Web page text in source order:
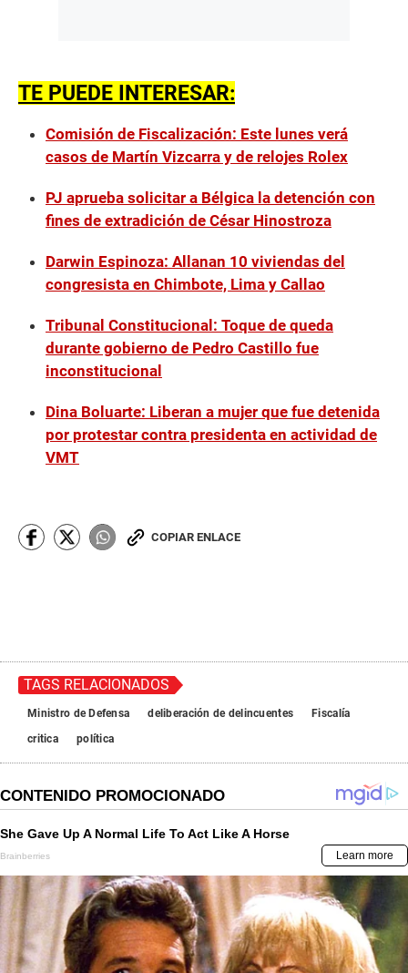
TE PUEDE INTERESAR:
Comisión de Fiscalización: Este lunes verá
casos de Martín Vizcarra y de relojes Rolex
PJ aprueba solicitar a Bélgica la detención con
fines de extradición de César Hinostroza
Darwin Espinoza: Allanan 10 viviendas del
congresista en Chimbote, Lima y Callao
Tribunal Constitucional: Toque de queda
durante gobierno de Pedro Castillo fue
inconstitucional
Dina Boluarte: Liberan a mujer que fue detenida
por protestar contra presidenta en actividad de
VMT
COPIAR ENLACE
TAGS RELACIONADOS
Ministro de Defensa deliberación de delincuentes
Fiscalía
critica
política